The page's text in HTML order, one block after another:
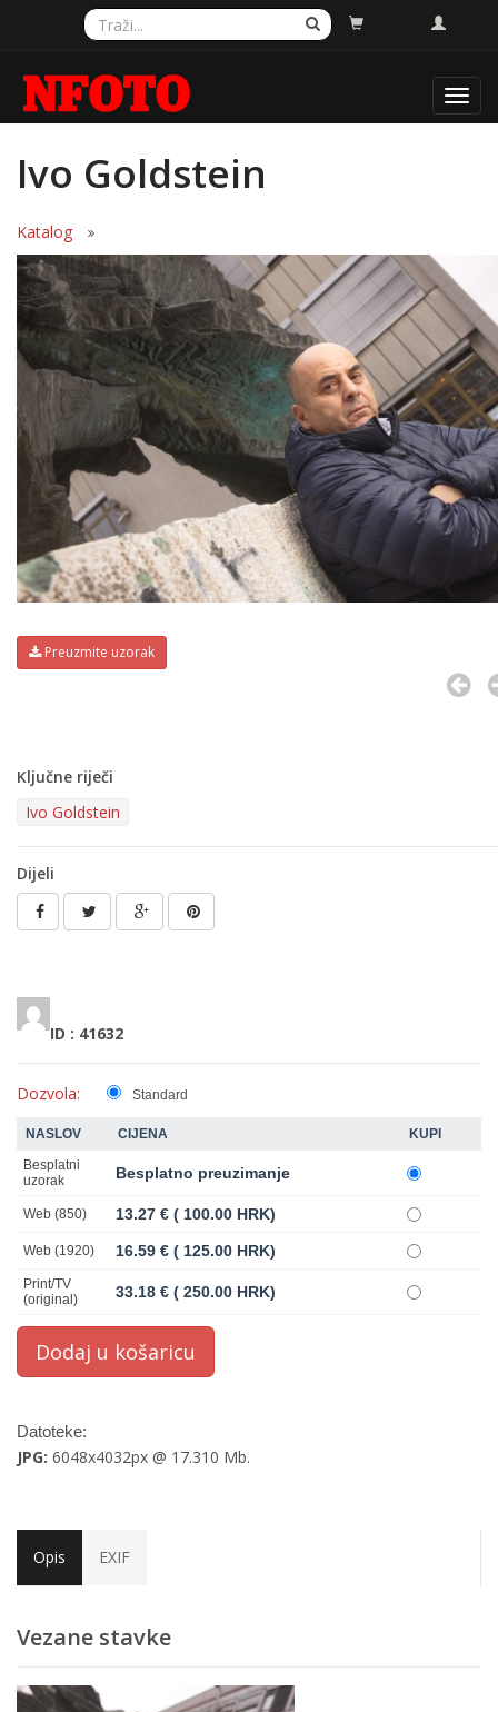
Ivo Goldstein
Katalog
Preuzmite uzorak
Ključne riječi
Ivo Goldstein
Dijeli
ID : 41632
Dozvola: Standard
NASLOV CIJENA
KUPI
Besplatni
uzorak
Besplatno preuzimanje
Web (850) 13.27 € ( 100.00 HRK)
Web (1920) 16.59 € ( 125.00 HRK)
Print/TV
(original)
33.18 € ( 250.00 HRK)
Datoteke:
JPG: 6048x4032px @ 17.310 Mb.
Opis EXIF
Vezane stavke